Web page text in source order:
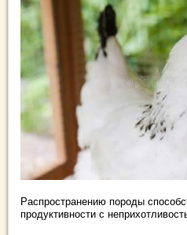
Распространению породы
продуктивности с